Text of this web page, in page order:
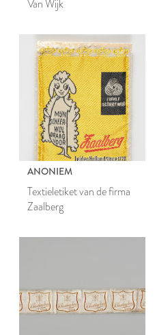
Van Wijk
ANONIEM
Textieletiket van de firma
Zaalberg